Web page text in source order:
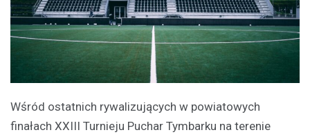
Wśród ostatnich rywalizujących w powiatowych
finałach XXIII Turnieju Puchar Tymbarku na terenie